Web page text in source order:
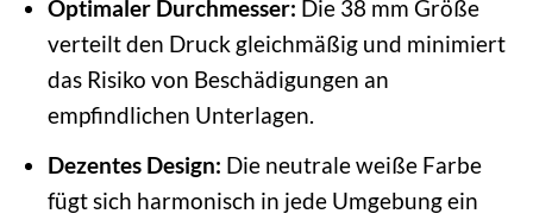
Optimaler Durchmesser: Die 38 mm Größe
verteilt den Druck gleichmäßig und minimiert
das Risiko von Beschädigungen an
empfindlichen Unterlagen.
Dezentes Design: Die neutrale weiße Farbe
fügt sich harmonisch in jede Umgebung ein